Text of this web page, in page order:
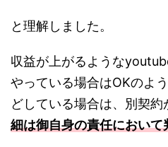
と理解しました。
収益が上がるような
やっている場合はOKのよ
どしている場合は、別契約
細は御自身の責任におい